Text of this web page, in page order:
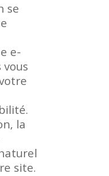
se
e-
la
site.